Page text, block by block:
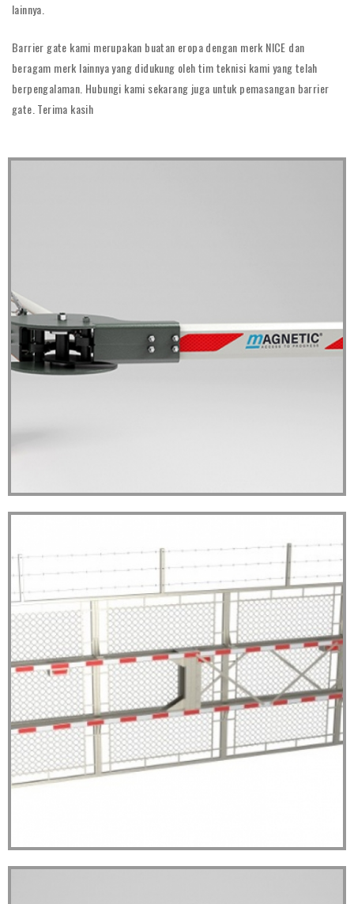
lainnya.
Barrier gate kami merupakan buatan eropa dengan merk NICE dan
beragam merk lainnya yang didukung oleh tim teknisi kami yang telah
berpengalaman. Hubungi kami sekarang juga untuk pemasangan barrier
gate. Terima kasih